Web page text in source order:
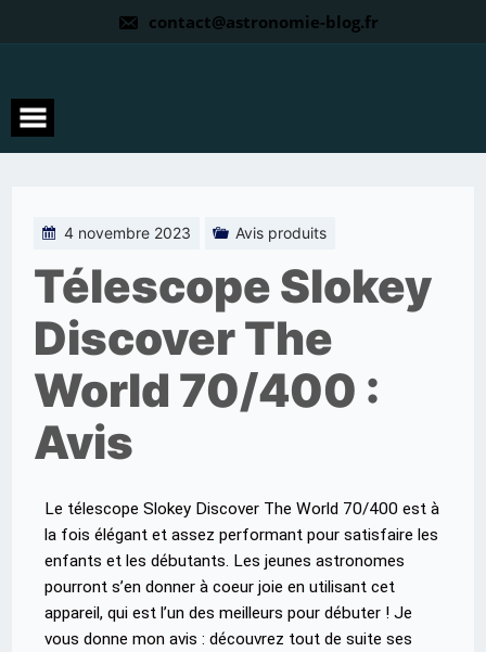
contact@astronomie-blog.fr
4 novembre 2023 Avis produits
Télescope Slokey
Discover The
World 70/400 :
Avis
Le télescope Slokey Discover The World 70/400 est à
la fois élégant et assez performant pour satisfaire les
enfants et les débutants. Les jeunes astronomes
pourront s’en donner à coeur joie en utilisant cet
appareil, qui est l’un des meilleurs pour débuter ! Je
vous donne mon avis : découvrez tout de suite ses